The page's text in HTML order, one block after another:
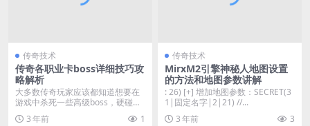
传奇技术
传奇各职业卡boss详细技巧攻
略解析
大多数传奇玩家应该都知道想要在
游戏中杀死一些高级boss，硬碰硬
是非常不且实际的...
3 年前 1
传奇技术
MirxM2引擎神秘人地图设置
的方法和地图参数讲解
: 26) [+] 增加地图参数：SECRET(3
1|固定名字|2|21) //...
3 年前
3